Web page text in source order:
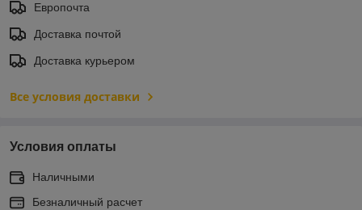
Европочта
Доставка почтой
Доставка курьером
Все условия доставки
Условия оплаты
Наличными
Безналичный расчет